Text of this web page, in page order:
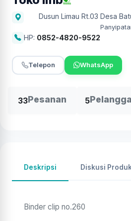
Dusun Limau Rt.03 Desa
HP: 0852-4820-9522
Telepon WhatsApp
33Pesanan 5
Deskripsi Diskusi
Binder clip no.260